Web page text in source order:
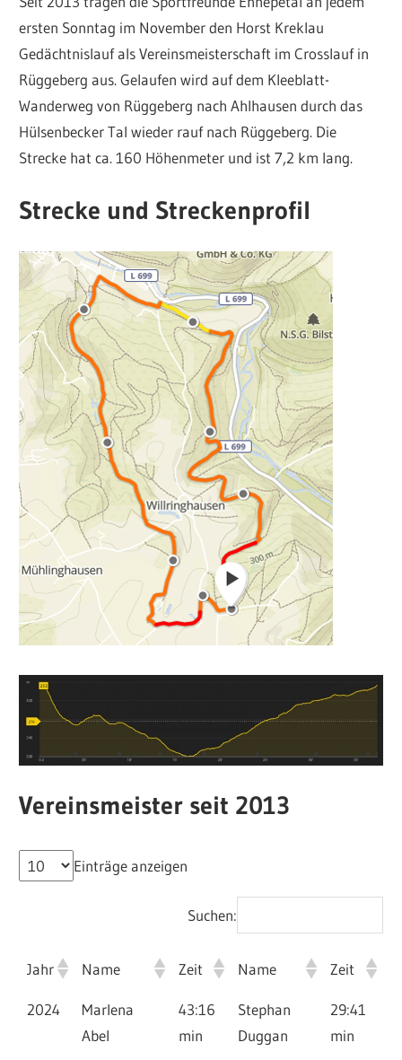
ersten Sonntag im November den Horst Kreklau
Gedächtnislauf als Vereinsmeisterschaft im Crosslauf in
Rüggeberg aus. Gelaufen wird auf dem Kleeblatt-
Wanderweg von Rüggeberg nach Ahlhausen durch das
Hülsenbecker Tal wieder rauf nach Rüggeberg. Die
Strecke hat ca. 160 Höhenmeter und ist 7,2 km lang.
Strecke und Streckenprofil
Vereinsmeister seit 2013
Einträge anzeigen
Suchen:
Jahr Name Zeit Name Zeit
2024
Marlena
Abel
43:16
min
Stephan
Duggan
29:41
min